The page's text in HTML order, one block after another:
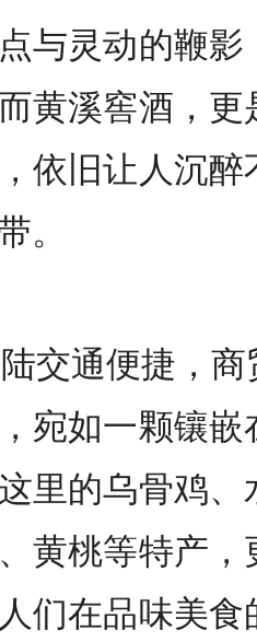
与灵动的鞭
黄溪窖酒，
依旧让人沉
。
交通便捷，
宛如一颗镶
里的乌骨鸡
黄桃等特产
们在品味美